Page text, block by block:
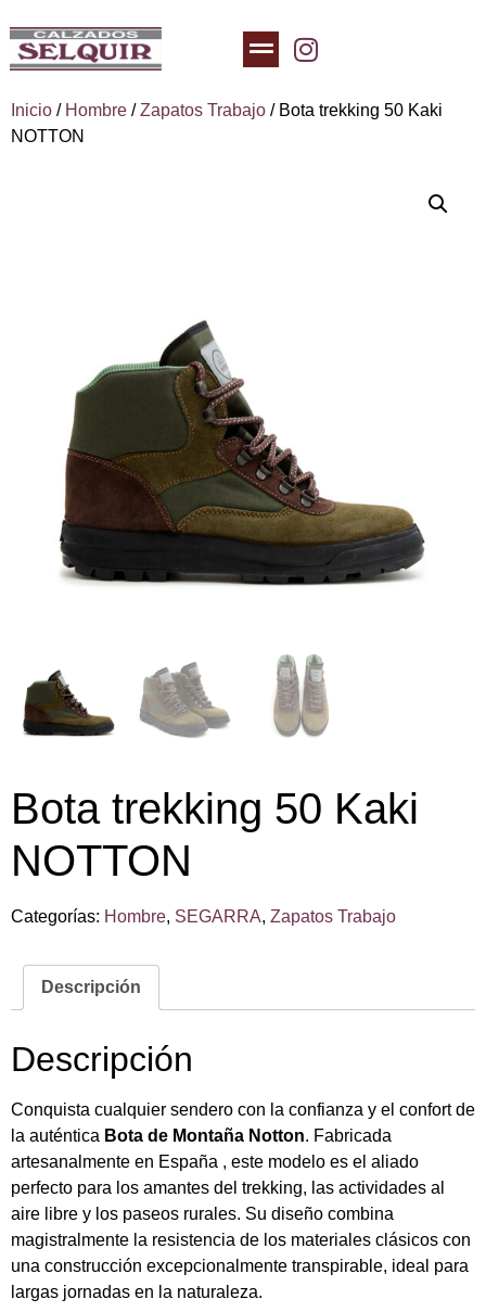
Inicio / Hombre /Zapatos Trabajo / Bota trekking 50 Kaki
NOTTON
Bota trekking 50 Kaki
NOTTON
Categorías: Hombre, SEGARRA, Zapatos Trabajo
Descripción
Descripción
Conquista cualquier sendero con la confianza y el confort de
la auténtica Bota de Montaña Notton. Fabricada
artesanalmente en España , este modelo es el aliado
perfecto para los amantes del trekking, las actividades al
aire libre y los paseos rurales. Su diseño combina
magistralmente la resistencia de los materiales clásicos con
una construcción excepcionalmente transpirable, ideal para
largas jornadas en la naturaleza.